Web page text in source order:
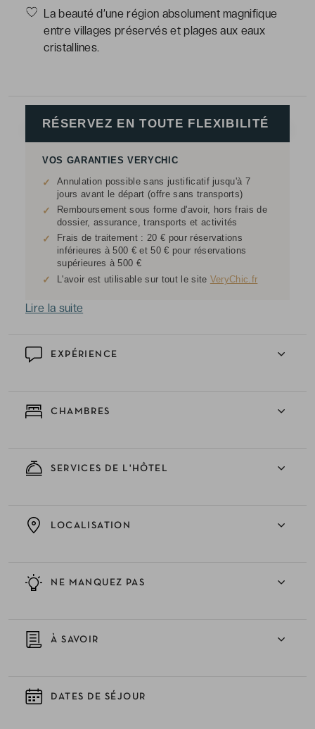
La beauté d’une région absolument magnifique
entre villages préservés et plages aux eaux
cristallines.
EXPÉRIENCE
CHAMBRES
SERVICES DE L'HÔTEL
NE MANQUEZ PAS
LOCALISATION
À SAVOIR
DATES DE SÉJOUR
RÉSERVEZ EN TOUTE FLEXIBILITÉ
VOS GARANTIES VERYCHIC
✓
Annulation possible sans justificatif jusqu'à 7
jours avant le départ (offre sans transports)
✓
Remboursement sous forme d'avoir, hors frais de
dossier, assurance, transports et activités
✓
Frais de traitement : 20 € pour réservations
inférieures à 500 € et 50 € pour réservations
supérieures à 500 €
✓ L'avoir est utilisable sur tout le site VeryChic.fr
Lire la suite